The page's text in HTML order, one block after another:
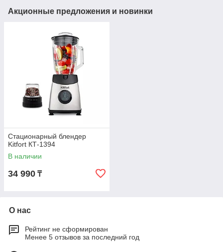
Акционные предложения и новинки
Стационарный блендер
Kitfort КТ-1394
В наличии
34 990 ₸
О нас
Рейтинг не сформирован
Менее 5 отзывов за последний год